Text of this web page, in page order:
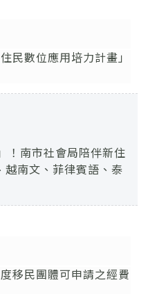
民數位應用培力計畫」
！南市社會局陪伴新住
南文、菲律賓語、泰
移民團體可申請之經費